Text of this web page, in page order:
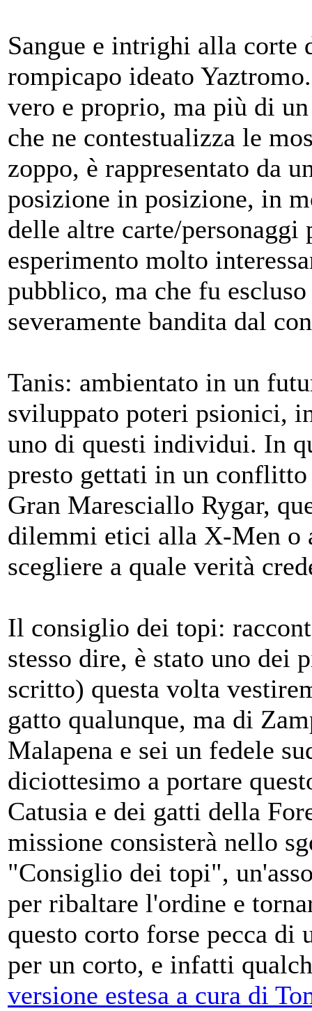
Sangue e intrighi alla corte
rompicapo ideato
vero e proprio, ma più di
che ne contestualizza le
zoppo, è rappresentato da
posizione in posizione, in
delle altre carte/
esperimento molto
pubblico, ma che fu
severamente bandita dal
Tanis: ambientato in un
sviluppato poteri psionici,
uno di questi individui. In
presto gettati in un
Gran Maresciallo Rygar,
dilemmi etici alla X-Men o
scegliere a quale verità
Il consiglio dei topi:
stesso dire, è stato uno dei
scritto) questa volta
gatto qualunque, ma di
Malapena e sei un fedele
diciottesimo a portare
Catusia e dei gatti della
missione consisterà nello
"Consiglio dei topi",
per ribaltare l'ordine e
questo corto forse pecca di
per un corto, e infatti
versione estesa a cura di